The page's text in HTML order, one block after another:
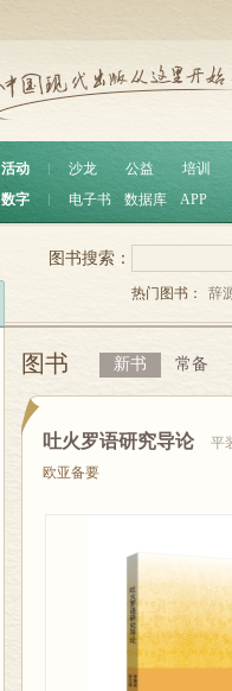
活动 沙龙 公益
培训
数字
电子书 数据库 APP
图书搜索：
热门图书： 辞
图书 新书 常备
吐火罗语研究导论
平
欧亚备要